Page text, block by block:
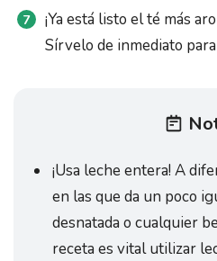
¡Ya está listo el té más
Sírvelo de inmediato
¡Usa leche entera! A
en las que da un poco
desnatada o cualquier
receta es vital utilizar